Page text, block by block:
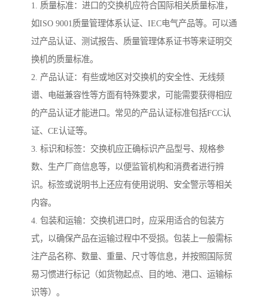
1. 质量标准：进口的交换机应符合国际相关质量标准，
如ISO 9001质量管理体系认证、IEC电气产品等。可以通
过产品认证、测试报告、质量管理体系证书等来证明交
换机的质量标准。
2. 产品认证：有些或地区对交换机的安全性、无线频
谱、电磁兼容性等方面有特殊要求，可能需要获得相应
的产品认证才能进口。常见的产品认证标准包括FCC认
证、CE认证等。
3. 标识和标签：交换机应正确标识产品型号、规格参
数、生产厂商信息等，以便监管机构和消费者进行辨
识。标签或说明书上还应有使用说明、安全警示等相关
内容。
4. 包装和运输：交换机进口时，应采用适合的包装方
式，以确保产品在运输过程中不受损。包装上一般需标
注产品名称、数量、重量、尺寸等信息，并按照国际贸
易习惯进行标记（如货物起点、目的地、港口、运输标
识等）。